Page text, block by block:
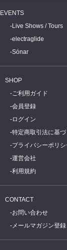
EVENTS
Live Shows / Tours
electraglide
Sónar
SHOP
ご利用ガイド
会員登録
ログイン
特定商取引法に基
プライバシーポリシ
運営会社
利用規約
CONTACT
お問い合わせ
メールマガジン登録